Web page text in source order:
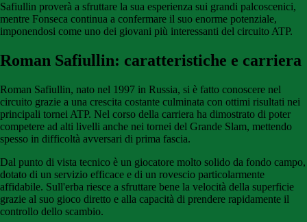
Safiullin proverà a sfruttare la sua esperienza sui grandi palcoscenici,
mentre Fonseca continua a confermare il suo enorme potenziale,
imponendosi come uno dei giovani più interessanti del circuito ATP.
Roman Safiullin: caratteristiche e carriera
Roman Safiullin, nato nel 1997 in Russia, si è fatto conoscere nel
circuito grazie a una crescita costante culminata con ottimi risultati nei
principali tornei ATP. Nel corso della carriera ha dimostrato di poter
competere ad alti livelli anche nei tornei del Grande Slam, mettendo
spesso in difficoltà avversari di prima fascia.
Dal punto di vista tecnico è un giocatore molto solido da fondo campo,
dotato di un servizio efficace e di un rovescio particolarmente
affidabile. Sull'erba riesce a sfruttare bene la velocità della superficie
grazie al suo gioco diretto e alla capacità di prendere rapidamente il
controllo dello scambio.